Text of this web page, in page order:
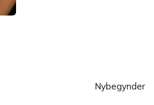
Nybegynder